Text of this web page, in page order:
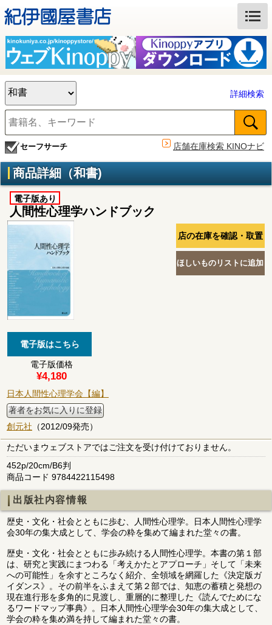
詳細検索
セーフサーチ 店舗在庫検索 KINOナビ
商品詳細（和書)
電子版あり
人間性心理学ハンドブック
電子版価格
¥4,180
日本人間性心理学会【編】
著者をお気に入りに登録
創元社 （2012/09発売）
ただいまウェブストアではご注文を受け付けておりません。
452p/20cm/B6判
商品コード 9784422115498
出版社内容情報
歴史・文化・社会とともに歩む、人間性心理学。日本人間性心理学
会30年の集大成として、学会の粋を集めて編まれた堂々の書。
歴史・文化・社会とともに歩み続ける人間性心理学。本書の第１部
は、研究と実践にまつわる「考えかたとアプローチ」そして「未来
への可能性」を余すところなく紹介、全領域を網羅した《決定版ガ
イダンス》。その前半をふまえて第２部では、知恵の蓄積と発想の
現在進行形を多角的に見渡し、重層的に整理した《読んでためにな
るワードマップ事典》。日本人間性心理学会30年の集大成として、
学会の粋を集め満を持して編まれた堂々の書。